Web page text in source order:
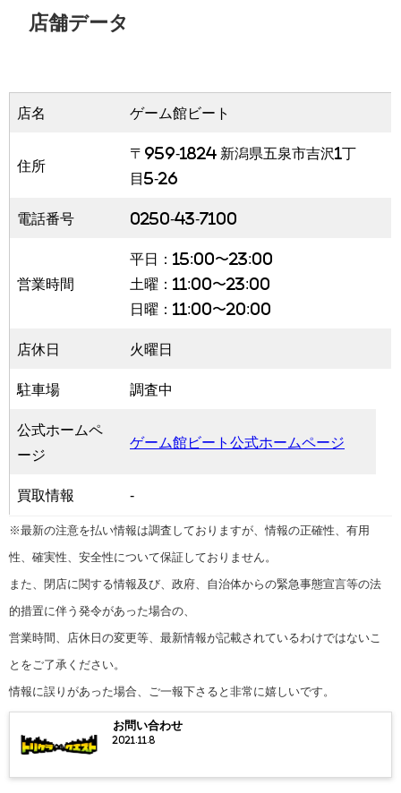
店舗データ
店名 ゲーム館ビート
住所
〒959-1824 新潟県五泉市吉沢1丁
目5-26
電話番号 0250-43-7100
営業時間
平日：15:00〜23:00
土曜：11:00〜23:00
日曜：11:00〜20:00
店休日 火曜日
駐車場 調査中
公式ホームペ
ージ
ゲーム館ビート公式ホームページ
買取情報 -
※最新の注意を払い情報は調査しておりますが、情報の正確性、有用
性、確実性、安全性について保証しておりません。
また、閉店に関する情報及び、政府、自治体からの緊急事態宣言等の法
的措置に伴う発令があった場合の、
営業時間、店休日の変更等、最新情報が記載されているわけではないこ
とをご了承ください。
情報に誤りがあった場合、ご一報下さると非常に嬉しいです。
お問い合わせ
2021.11.8